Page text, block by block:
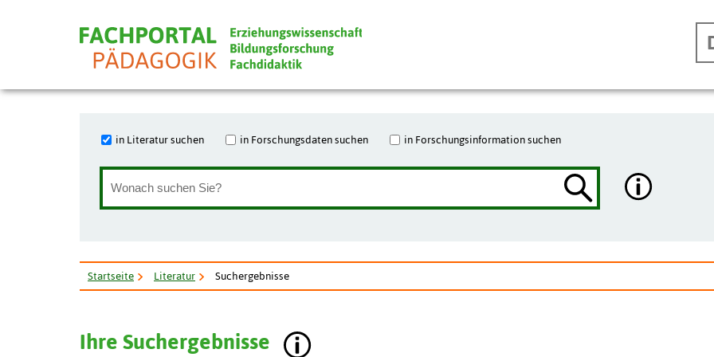
in Literatur suchen in Forschungsdaten suchen in Forschungsinformation suchen
Startseite Literatur Suchergebnisse
Ihre Suchergebnisse